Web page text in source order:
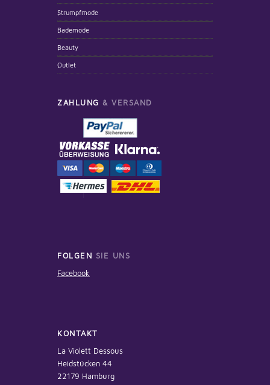
Strumpfmode
Bademode
Beauty
Outlet
ZAHLUNG & VERSAND
FOLGEN SIE UNS
Facebook
KONTAKT
La Violett Dessous
Heidstücken 44
22179 Hamburg